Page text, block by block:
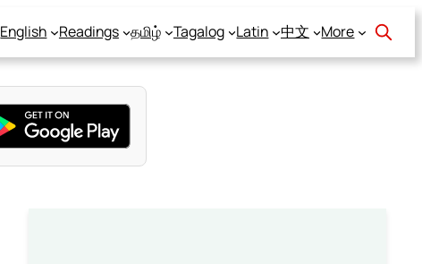
English Readings தமிழ் Tagalog Latin 中文 More